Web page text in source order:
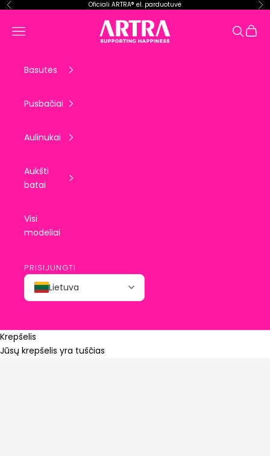
Pereiti prie turinio
Ankstesnis Oficiali ARTRA® el. parduotuvė
ARTRA EU
Meniu Paieška
Basutės
Pusbačiai
Aulinukai
Aukšti
batai
Visi
modeliai
PRISIJUNGTI
Lietuva
Krepšelis
Jūsų krepšelis yra tuščias